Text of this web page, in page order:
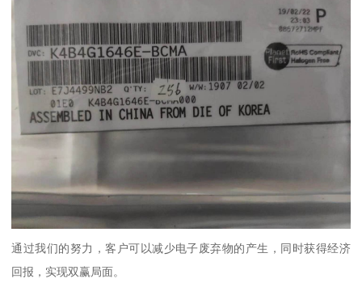
通过我们的努力，客户可以减少电子废弃物的产生，同时获得经济
回报，实现双赢局面。